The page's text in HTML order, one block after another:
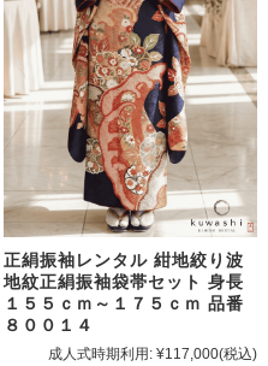
正絹振袖レンタル 紺地絞り波
地紋正絹振袖袋帯セット 身長
１５５ｃｍ～１７５ｃｍ 品番
８００１４
成人式時期利用: ¥117,000(税込)